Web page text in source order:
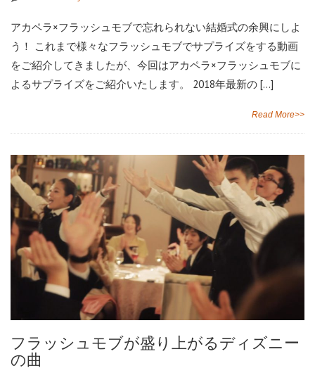
アカペラ×フラッシュモブで忘れられない結婚式の余興にしよ
う！ これまで様々なフラッシュモブでサプライズをする動画
をご紹介してきましたが、今回はアカペラ×フラッシュモブに
よるサプライズをご紹介いたします。 2018年最新の […]
Read More>>
フラッシュモブが盛り上がるディズニー
の曲